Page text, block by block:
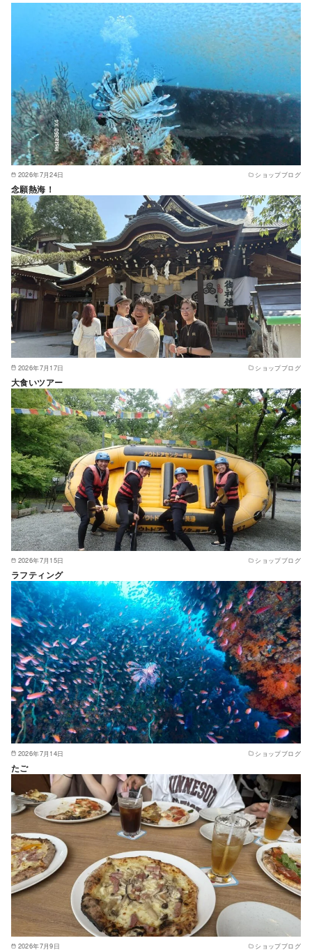
2026年7月24日 ショップブログ
念願熱海！
2026年7月17日 ショップブログ
大食いツアー
2026年7月15日 ショップブログ
ラフティング
2026年7月14日 ショップブログ
たご
2026年7月9日 ショップブログ